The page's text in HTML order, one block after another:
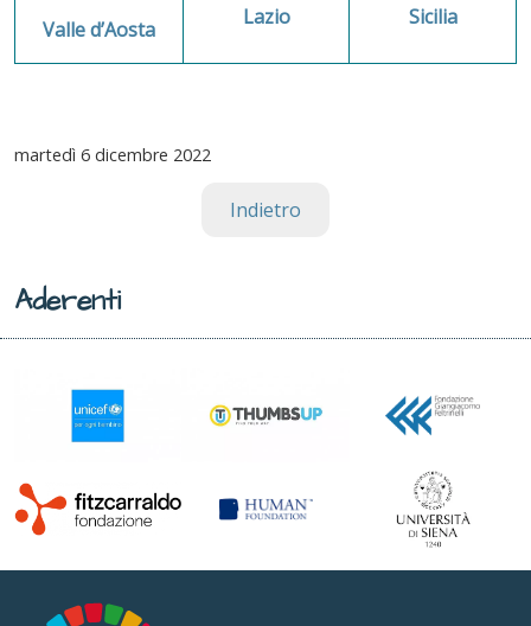
Valle d’Aosta
Lazio
Sicilia
martedì 6 dicembre 2022
Indietro
Aderenti